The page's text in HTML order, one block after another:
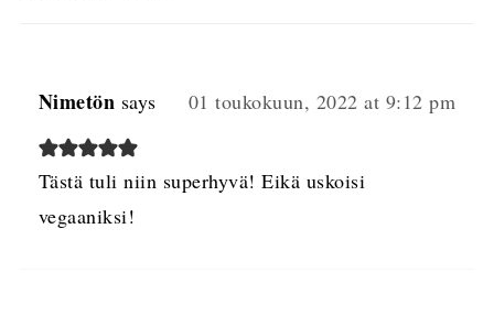
Nimetön says 01 toukokuun, 2022 at 9:12 pm
Tästä tuli niin superhyvä! Eikä uskoisi
vegaaniksi!